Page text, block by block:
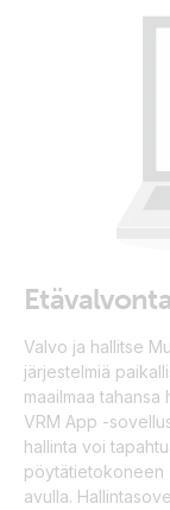
Valvo ja hallitse
järjestelmiä
maailmaa
VRM App -
hallinta voi
pöytätietokoneen
avulla.